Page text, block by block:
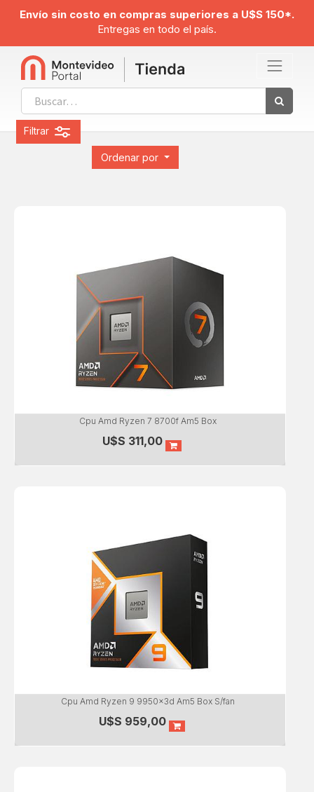
Envío sin costo en compras superiores a U$S 150*.
Entregas en todo el país.
Ordenar por
Filtrar
Cpu Amd Ryzen 7 8700f Am5 Box
U$S 311,00
Cpu Amd Ryzen 9 9950x3d Am5 Box S/fan
U$S 959,00